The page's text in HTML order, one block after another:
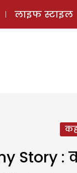
लाइफ स्टाइल
Story :